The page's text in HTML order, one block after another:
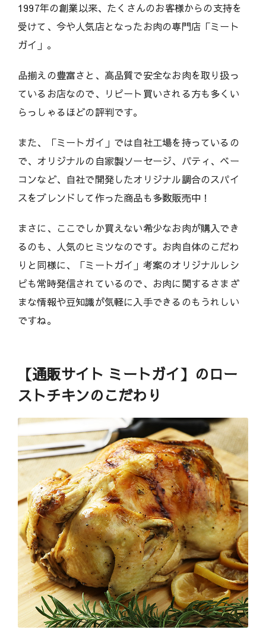
1997年の創業以来、たくさんのお客様からの支持を
受けて、今や人気店となったお肉の専門店「ミート
ガイ」。
品揃えの豊富さと、高品質で安全なお肉を取り扱っ
ているお店なので、リピート買いされる方も多くい
らっしゃるほどの評判です。
また、「ミートガイ」では自社工場を持っているの
で、オリジナルの自家製ソーセージ、パティ、ベー
コンなど、自社で開発したオリジナル調合のスパイ
スをブレンドして作った商品も多数販売中！
まさに、ここでしか買えない希少なお肉が購入でき
るのも、人気のヒミツなのです。お肉自体のこだわ
りと同様に、「ミートガイ」考案のオリジナルレシ
ピも常時発信されているので、お肉に関するさまざ
まな情報や豆知識が気軽に入手できるのもうれしい
ですね。
【通販サイト ミートガイ】のロー
ストチキンのこだわり